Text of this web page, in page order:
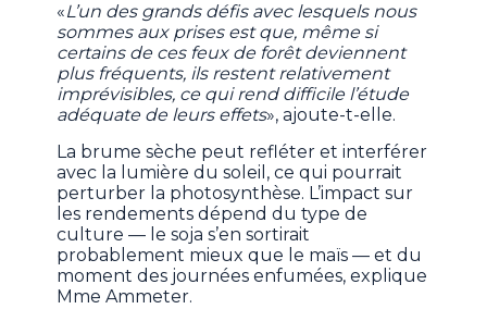
«L’un des grands défis avec lesquels nous
sommes aux prises est que, même si
certains de ces feux de forêt deviennent
plus fréquents, ils restent relativement
imprévisibles, ce qui rend difficile l’étude
adéquate de leurs effets», ajoute-t-elle.
La brume sèche peut refléter et interférer
avec la lumière du soleil, ce qui pourrait
perturber la photosynthèse. L’impact sur
les rendements dépend du type de
culture — le soja s’en sortirait
probablement mieux que le maïs — et du
moment des journées enfumées, explique
Mme Ammeter.